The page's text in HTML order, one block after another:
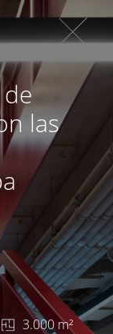
las
3.000 m²